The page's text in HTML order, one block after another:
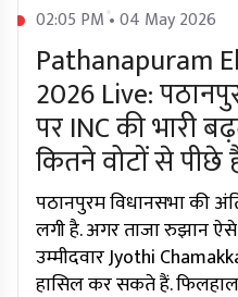
02:05 PM • 04 May 2026
Pathanapuram
2026 Live:
पर INC की भारी
कितने वोटों से पीछे
पठानपुरम विधानसभा की
लगी है. अगर ताजा रुझान
उम्मीदवार Jyothi
हासिल कर सकते हैं. फिलहाल,